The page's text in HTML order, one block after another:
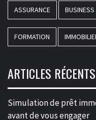
ASSURANCE BUSINESS
FORMATION
ARTICLES RÉCENTS
Simulation de prêt
avant de vous engager